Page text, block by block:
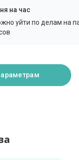
на час
уйти по делам на